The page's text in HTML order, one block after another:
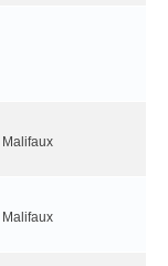
Malifaux
Malifaux